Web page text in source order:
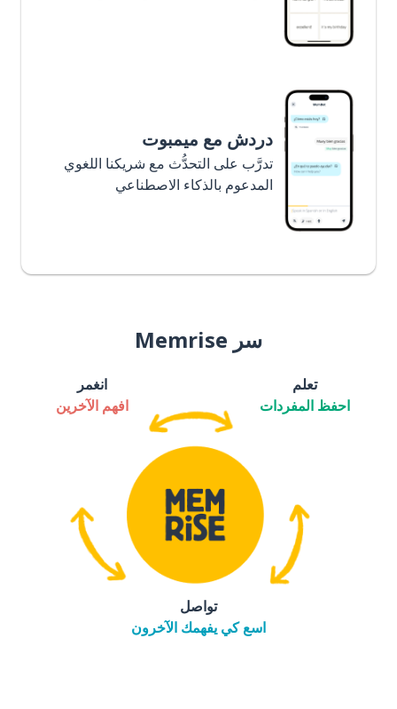
دردش مع ميمبوت
تدرَّب على التحدُّث مع شريكنا اللغوي
المدعوم بالذكاء الاصطناعي
سر Memrise
تعلم
احفظ المفردات
انغمر
افهم الآخرين
تواصل
اسع كي يفهمك الآخرون